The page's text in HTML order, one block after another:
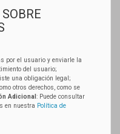
por el usuario y enviarle la
del usuario;
una obligación legal;
otros derechos, como se
Adicional : Puede consultar
en nuestra Política de